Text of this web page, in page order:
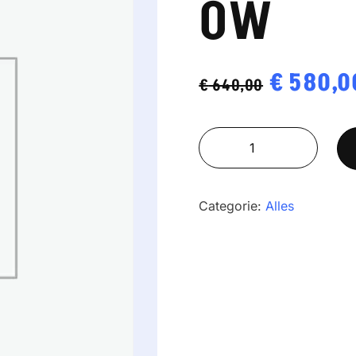
OW
€640,00
was:
€
€
RADWAG
WPT
OW
Categorie:Alles